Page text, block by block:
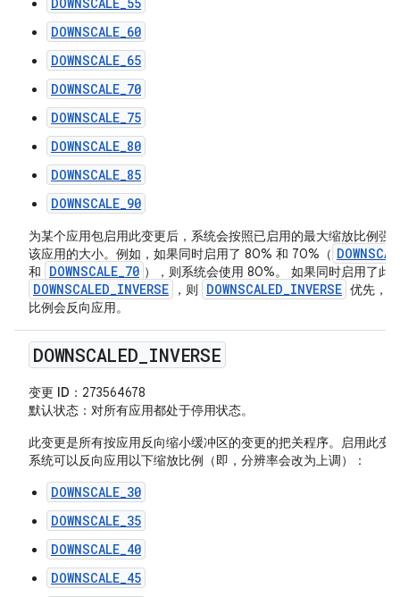
DOWNSCALE_60
DOWNSCALE_65
DOWNSCALE_70
DOWNSCALE_75
DOWNSCALE_80
DOWNSCALE_85
DOWNSCALE_90
为某个应用包启用此变更后，系统会按照已启用的最大缩放比例强
该应用的大小。例如，如果同时启用了 80% 和 70%（
和 DOWNSCALE_70 ），则系统会使用 80%。 如果同时启用了此
DOWNSCALED_INVERSE ，则 DOWNSCALED_INVERSE 优先，
比例会反向应用。
DOWNSCALED INVERSE
变更 ID ：273564678
默认状态 ：对所有应用都处于停用状态。
此变更是所有按应用反向缩小缓冲区的变更的把关程序。启用此变
系统可以反向应用以下缩放比例（即，分辨率会改为上调）：
DOWNSCALE_30
DOWNSCALE_35
DOWNSCALE_40
DOWNSCALE_45